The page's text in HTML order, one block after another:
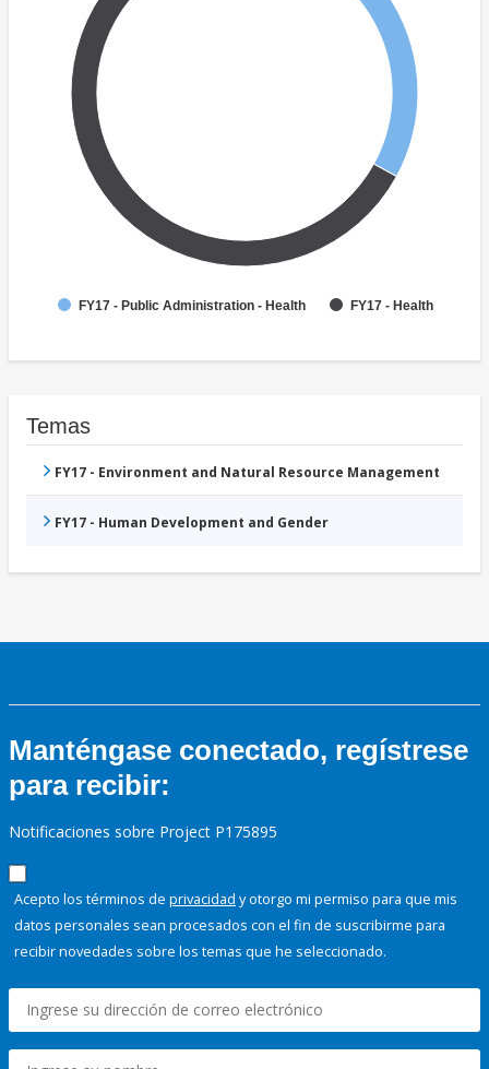
FY17 - Public Administration - Health FY17 - Health
Temas
FY17 - Environment and Natural Resource Management
FY17 - Human Development and Gender
Manténgase conectado, regístrese
para recibir:
Notificaciones sobre Project P175895
Acepto los términos de privacidad y otorgo mi permiso para que mis
datos personales sean procesados con el fin de suscribirme para
recibir novedades sobre los temas que he seleccionado.